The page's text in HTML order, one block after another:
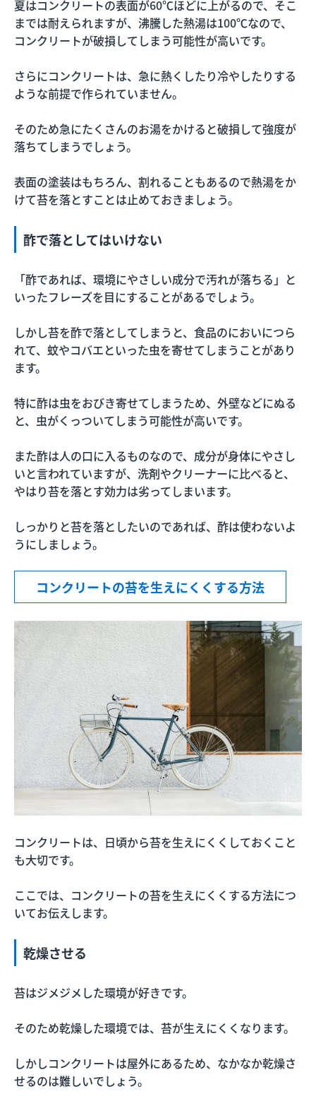
夏はコンクリートの表面が60℃ほどに上がるので、そこ
までは耐えられますが、沸騰した熱湯は100℃なので、
コンクリートが破損してしまう可能性が高いです。
さらにコンクリートは、急に熱くしたり冷やしたりする
ような前提で作られていません。
そのため急にたくさんのお湯をかけると破損して強度が
落ちてしまうでしょう。
表面の塗装はもちろん、割れることもあるので熱湯をか
けて苔を落とすことは止めておきましょう。
酢で落としてはいけない
「酢であれば、環境にやさしい成分で汚れが落ちる」と
いったフレーズを目にすることがあるでしょう。
しかし苔を酢で落としてしまうと、食品のにおいにつら
れて、蚊やコバエといった虫を寄せてしまうことがあり
ます。
特に酢は虫をおびき寄せてしまうため、外壁などにぬる
と、虫がくっついてしまう可能性が高いです。
また酢は人の口に入るものなので、成分が身体にやさし
いと言われていますが、洗剤やクリーナーに比べると、
やはり苔を落とす効力は劣ってしまいます。
しっかりと苔を落としたいのであれば、酢は使わないよ
うにしましょう。
コンクリートの苔を生えにくくする方法
コンクリートは、日頃から苔を生えにくくしておくこと
も大切です。
ここでは、コンクリートの苔を生えにくくする方法につ
いてお伝えします。
乾燥させる
苔はジメジメした環境が好きです。
そのため乾燥した環境では、苔が生えにくくなります。
しかしコンクリートは屋外にあるため、なかなか乾燥さ
せるのは難しいでしょう。